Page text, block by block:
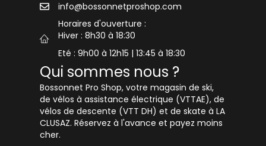
info@bossonnetproshop.com
Horaires d'ouverture :
Hiver : 8h30 à 18:30
Eté : 9h00 à 12h15 | 13:45 à 18:30
Qui sommes nous ?
Bossonnet Pro Shop, votre magasin de ski,
de vélos à assistance électrique (VTTAE), de
vélos de descente (VTT DH) et de skate à LA
CLUSAZ. Réservez à l'avance et payez moins
cher.